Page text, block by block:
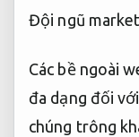
Đội ngũ
Các bề ngoài
đa dạng đối
chúng trông